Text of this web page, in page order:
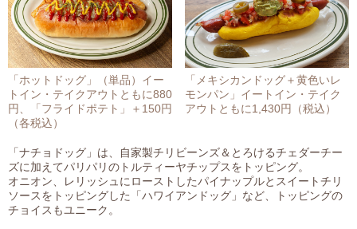
「ホットドッグ」（単品）イー
トイン・テイクアウトともに880
円、「フライドポテト」＋150円
（各税込）
「メキシカンドッグ＋黄色いレ
モンパン」イートイン・テイク
アウトともに1,430円（税込）
「ナチョドッグ」は、自家製チリビーンズ＆とろけるチェダーチー
ズに加えてパリパリのトルティーヤチップスをトッピング。
オニオン、レリッシュにローストしたパイナップルとスイートチリ
ソースをトッピングした「ハワイアンドッグ」など、トッピングの
チョイスもユニーク。